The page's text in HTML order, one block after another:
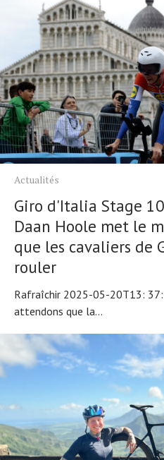
Actualités
Giro d'Italia Stage
Daan Hoole met le
que les cavaliers de
rouler
Rafraîchir 2025-05-20T13:
attendons que la...